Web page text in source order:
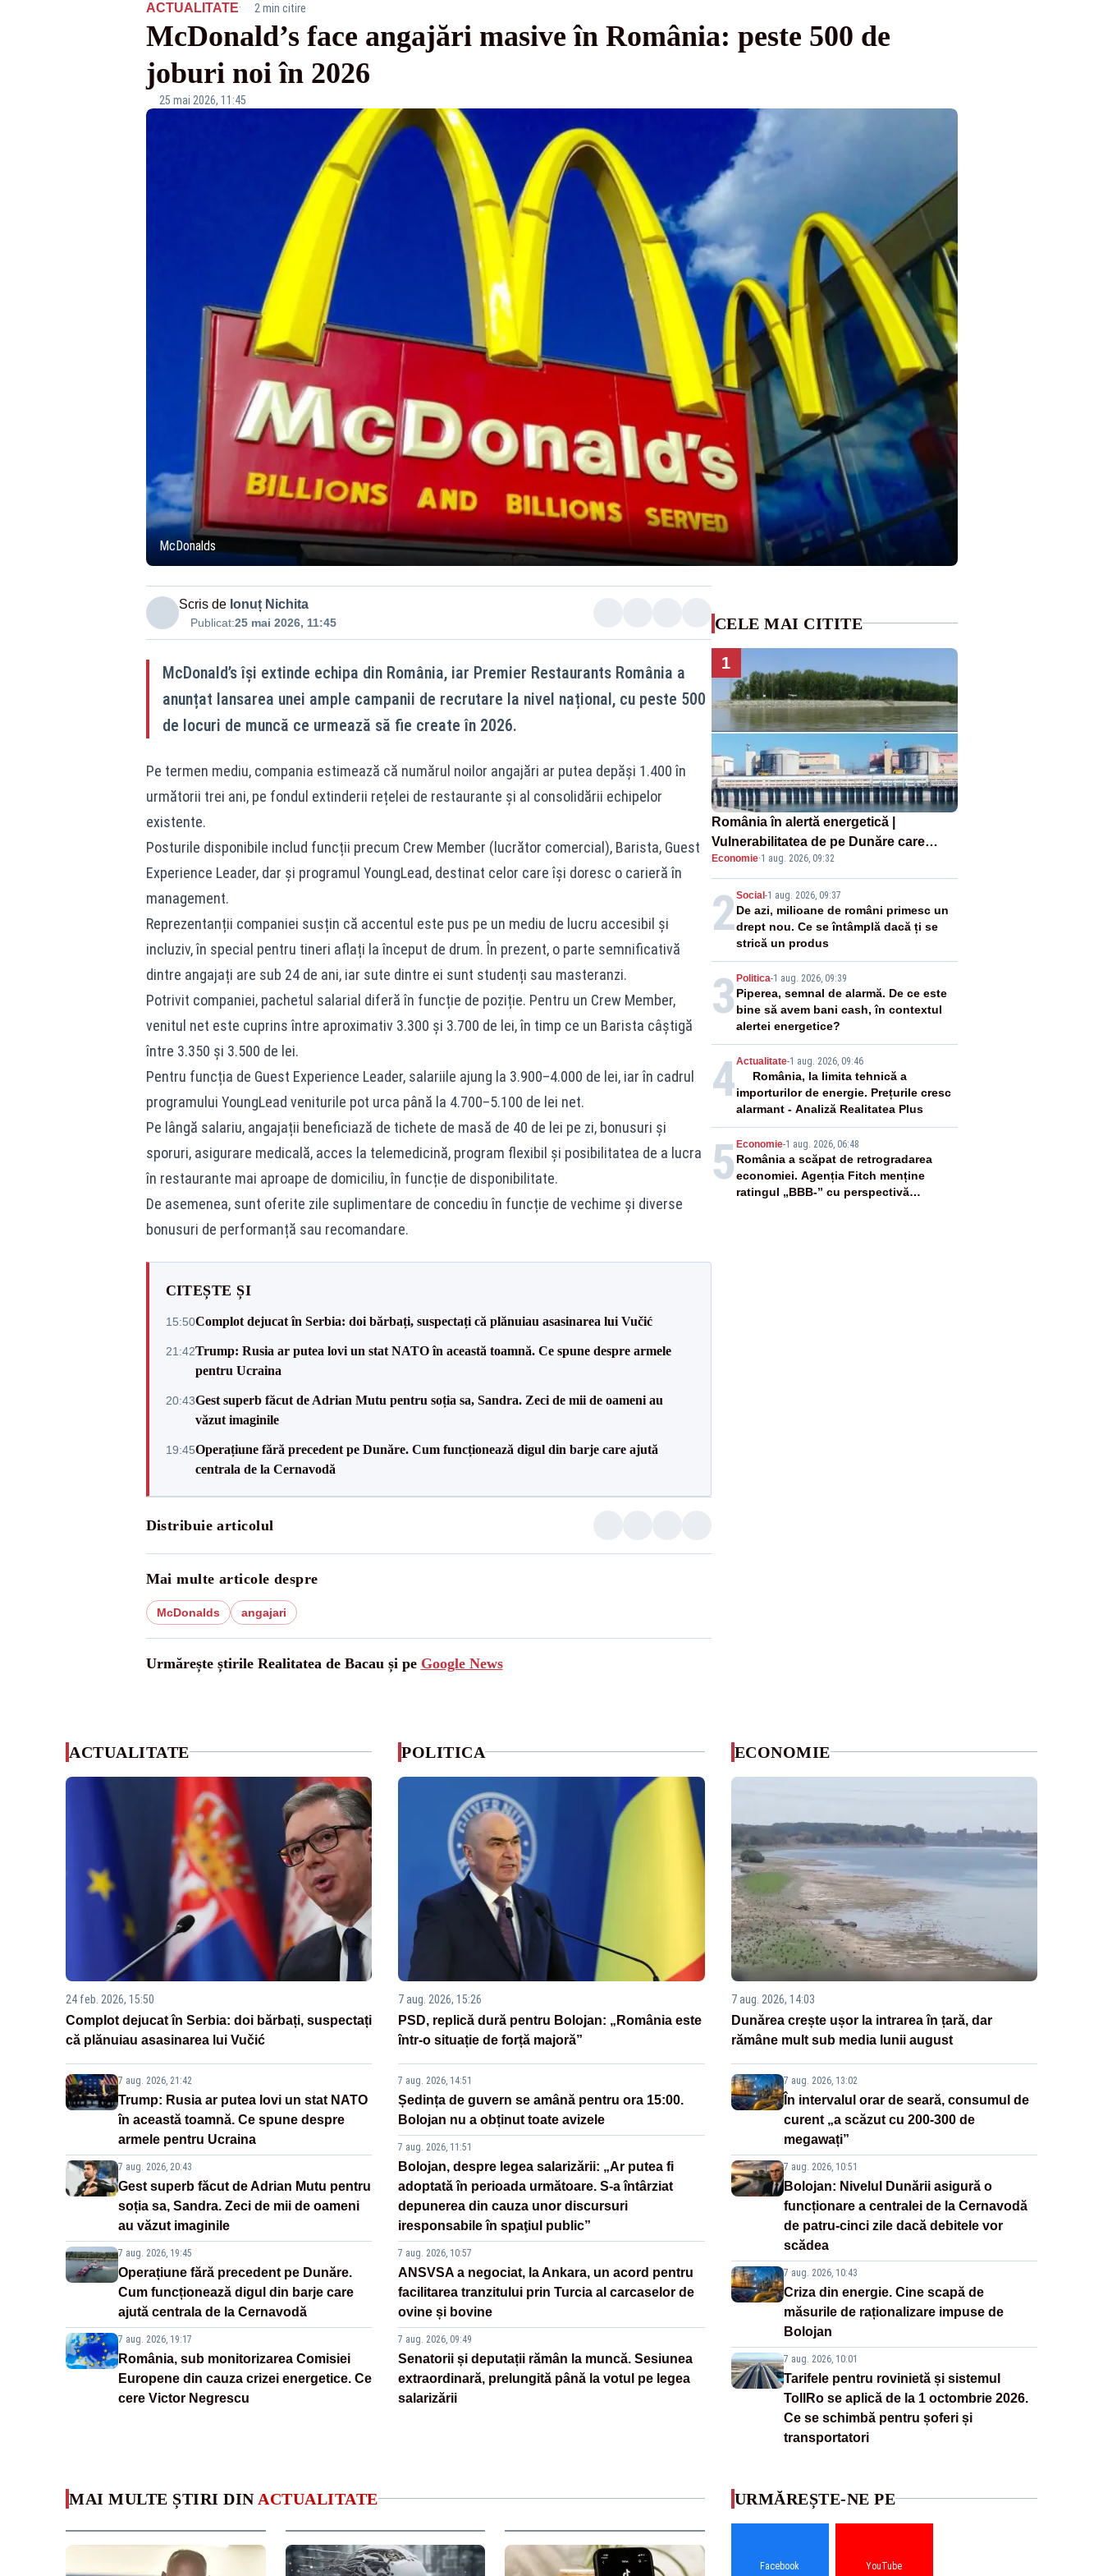
ACTUALITATE· 2 min citire
McDonald’s face angajări masive în România: peste 500 de
joburi noi în 2026
25 mai 2026, 11:45
McDonalds
Scris de Ionuț Nichita
Publicat:25 mai 2026, 11:45
McDonald’s își extinde echipa din România, iar Premier Restaurants România a
anunțat lansarea unei ample campanii de recrutare la nivel național, cu peste 500
de locuri de muncă ce urmează să fie create în 2026.
Pe termen mediu, compania estimează că numărul noilor angajări ar putea depăși 1.400 în
următorii trei ani, pe fondul extinderii rețelei de restaurante și al consolidării echipelor
existente.
Posturile disponibile includ funcții precum Crew Member (lucrător comercial), Barista, Guest
Experience Leader, dar și programul YoungLead, destinat celor care își doresc o carieră în
management.
Reprezentanții companiei susțin că accentul este pus pe un mediu de lucru accesibil și
incluziv, în special pentru tineri aflați la început de drum. În prezent, o parte semnificativă
dintre angajați are sub 24 de ani, iar sute dintre ei sunt studenți sau masteranzi.
Potrivit companiei, pachetul salarial diferă în funcție de poziție. Pentru un Crew Member,
venitul net este cuprins între aproximativ 3.300 și 3.700 de lei, în timp ce un Barista câștigă
între 3.350 și 3.500 de lei.
Pentru funcția de Guest Experience Leader, salariile ajung la 3.900–4.000 de lei, iar în cadrul
programului YoungLead veniturile pot urca până la 4.700–5.100 de lei net.
Pe lângă salariu, angajații beneficiază de tichete de masă de 40 de lei pe zi, bonusuri și
sporuri, asigurare medicală, acces la telemedicină, program flexibil și posibilitatea de a lucra
în restaurante mai aproape de domiciliu, în funcție de disponibilitate.
De asemenea, sunt oferite zile suplimentare de concediu în funcție de vechime și diverse
bonusuri de performanță sau recomandare.
CITEȘTE ȘI
15:50Complot dejucat în Serbia: doi bărbați, suspectați că plănuiau asasinarea lui Vučić
21:42Trump: Rusia ar putea lovi un stat NATO în această toamnă. Ce spune despre armele
pentru Ucraina
20:43Gest superb făcut de Adrian Mutu pentru soția sa, Sandra. Zeci de mii de oameni au
văzut imaginile
19:45Operațiune fără precedent pe Dunăre. Cum funcționează digul din barje care ajută
centrala de la Cernavodă
Distribuie articolul
Mai multe articole despre
McDonalds angajari
Urmărește știrile Realitatea de Bacau și pe Google News
CELE MAI CITITE
1
România în alertă energetică |
Vulnerabilitatea de pe Dunăre care
pune în pericol Centrala Cernavodă era
cunoscută de pe vremea lui Ceaușescu
Economie·1 aug. 2026, 09:32
2Social-1 aug. 2026, 09:37
De azi, milioane de români primesc un
drept nou. Ce se întâmplă dacă ți se
strică un produs
3 Politica-1 aug. 2026, 09:39
Piperea, semnal de alarmă. De ce este
bine să avem bani cash, în contextul
alertei energetice?
4Actualitate-1 aug. 2026, 09:46
România, la limita tehnică a
importurilor de energie. Prețurile cresc
alarmant - Analiză Realitatea Plus
5 Economie-1 aug. 2026, 06:48
România a scăpat de retrogradarea
economiei. Agenția Fitch menține
ratingul „BBB-” cu perspectivă
ACTUALITATE
24 feb. 2026, 15:50
Complot dejucat în Serbia: doi bărbați, suspectați
că plănuiau asasinarea lui Vučić
7 aug. 2026, 21:42
Trump: Rusia ar putea lovi un stat NATO
în această toamnă. Ce spune despre
armele pentru Ucraina
7 aug. 2026, 20:43
Gest superb făcut de Adrian Mutu pentru
soția sa, Sandra. Zeci de mii de oameni
au văzut imaginile
7 aug. 2026, 19:45
Operațiune fără precedent pe Dunăre.
Cum funcționează digul din barje care
ajută centrala de la Cernavodă
7 aug. 2026, 19:17
România, sub monitorizarea Comisiei
Europene din cauza crizei energetice. Ce
cere Victor Negrescu
POLITICA
7 aug. 2026, 15:26
PSD, replică dură pentru Bolojan: „România este
într-o situație de forță majoră”
7 aug. 2026, 14:51
Ședința de guvern se amână pentru ora 15:00.
Bolojan nu a obținut toate avizele
7 aug. 2026, 11:51
Bolojan, despre legea salarizării: „Ar putea fi
adoptată în perioada următoare. S-a întârziat
depunerea din cauza unor discursuri
iresponsabile în spaţiul public”
7 aug. 2026, 10:57
ANSVSA a negociat, la Ankara, un acord pentru
facilitarea tranzitului prin Turcia al carcaselor de
ovine și bovine
7 aug. 2026, 09:49
Senatorii și deputații rămân la muncă. Sesiunea
extraordinară, prelungită până la votul pe legea
salarizării
ECONOMIE
7 aug. 2026, 14:03
Dunărea crește ușor la intrarea în țară, dar
rămâne mult sub media lunii august
7 aug. 2026, 13:02
În intervalul orar de seară, consumul de
curent „a scăzut cu 200-300 de
megawați”
7 aug. 2026, 10:51
Bolojan: Nivelul Dunării asigură o
funcționare a centralei de la Cernavodă
de patru-cinci zile dacă debitele vor
scădea
7 aug. 2026, 10:43
Criza din energie. Cine scapă de
măsurile de raționalizare impuse de
Bolojan
7 aug. 2026, 10:01
Tarifele pentru rovinietă și sistemul
TollRo se aplică de la 1 octombrie 2026.
Ce se schimbă pentru șoferi și
transportatori
MAI MULTE ȘTIRI DIN ACTUALITATE URMĂREȘTE-NE PE
Facebook YouTube